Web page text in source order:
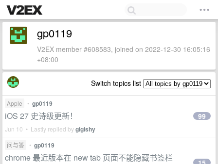
gp0119
V2EX member #608583, joined on 2022-12-30 16:05:16
+08:00
Switch topics list
Apple • gp0119
iOS 27 史诗级更新！
Jun 10 • Lastly replied bygigishy
99
问与答 • gp0119
chrome 最近版本在 new tab 页面不能隐藏书签栏